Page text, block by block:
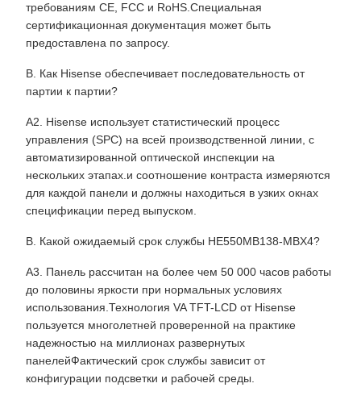
требованиям CE, FCC и RoHS.Специальная
сертификационная документация может быть
предоставлена по запросу.
В. Как Hisense обеспечивает последовательность от
партии к партии?
A2. Hisense использует статистический процесс
управления (SPC) на всей производственной линии, с
автоматизированной оптической инспекции на
нескольких этапах.и соотношение контраста измеряются
для каждой панели и должны находиться в узких окнах
спецификации перед выпуском.
В. Какой ожидаемый срок службы HE550MB138-MBX4?
A3. Панель рассчитан на более чем 50 000 часов работы
до половины яркости при нормальных условиях
использования.Технология VA TFT-LCD от Hisense
пользуется многолетней проверенной на практике
надежностью на миллионах развернутых
панелейФактический срок службы зависит от
конфигурации подсветки и рабочей среды.